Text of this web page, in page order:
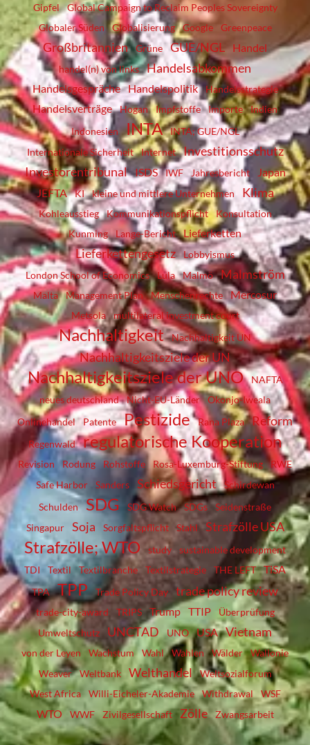
Gipfel
Global Campaign to Reclaim Peoples Sovereignty
Globaler Süden
Globalisierung Google Greenpeace
Großbritannien Grüne GUE/NGL Handel
handel(n) von links Handelsabkommen
Handelsgespräche Handelspolitik Handelsstrategie
Handelsverträge Hogan Impfstoffe Importe
Indien
Indonesien
INTA
INTA; GUE/NGL
Internationale Sicherheit
Internet
Investitionsschutz
Investorentribunal ISDS IWF Jahresbericht
Japan
JEFTA
KI kleine und mittlere Unternehmen Klima
Kohleausstieg Kommunikationspflicht
Konsultation
Kunming
Lange-Bericht Lieferketten
Lieferkettengesetz
Lobbyismus
London School of Economics
Lula Malmö Malmström
Malta Management Plan Menschenrechte Mercosur
Metsola multilateral investment court
Nachhaltigkeit Nachhaltigkeit UN
Nachhaltigkeitsziele der UN
Nachhaltigkeitsziele der UNO
NAFTA
neues deutschland
Nicht-EU-Länder
Okonjo-Iweala
Onlinehandel
Patente Pestizide Rana Plaza Reform
Regenwald regulatorische Kooperation
Revision Rodung Rohstoffe Rosa-Luxemburg-Stiftung
RWE
Safe Harbor
Sanders Schiedsgericht
Schirdewan
Schulden
SDG SDG Watch SDGs
Seidenstraße
Singapur
Soja Sorgfaltspflicht Stahl Strafzölle USA
Strafzölle; WTO study
sustainable development
TDI
Textil Textilbranche Textilstrategie THE LEFT TiSA
TPA TPP Trade Policy Day trade policy review
trade-city-award TRIPS Trump TTIP
Überprüfung
Umweltschutz
UNCTAD UNO USA Vietnam
von der Leyen Wachstum Wahl Wahlen Wälder
Wallonie
Weaver
Weltbank Welthandel
Weltsozialforum
West Africa
Willi-Eicheler-Akademie Withdrawal WSF
WTO WWF Zivilgesellschaft Zölle Zwangsarbeit